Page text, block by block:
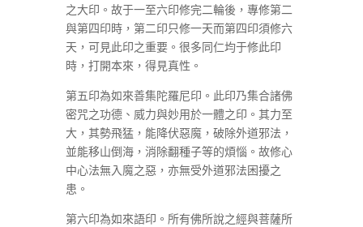
之大印。故于一至六印修完二輪後，專修第二
與第四印時，第二印只修一天而第四印須修六
天，可見此印之重要。很多同仁均于修此印
時，打開本來，得見真性。
第五印為如來善集陀羅尼印。此印乃集合諸佛
密咒之功德、威力與妙用於一體之印。其力至
大，其勢飛猛，能降伏惡魔，破除外道邪法，
並能移山倒海，消除翻種子等的煩惱。故修心
中心法無入魔之惡，亦無受外道邪法困擾之
患。
第六印為如來語印。所有佛所說之經與菩薩所